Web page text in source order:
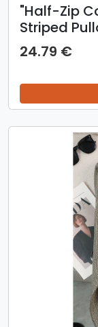
​​"Half-Zip
Striped
Sheep
Contrast,
24.79 €